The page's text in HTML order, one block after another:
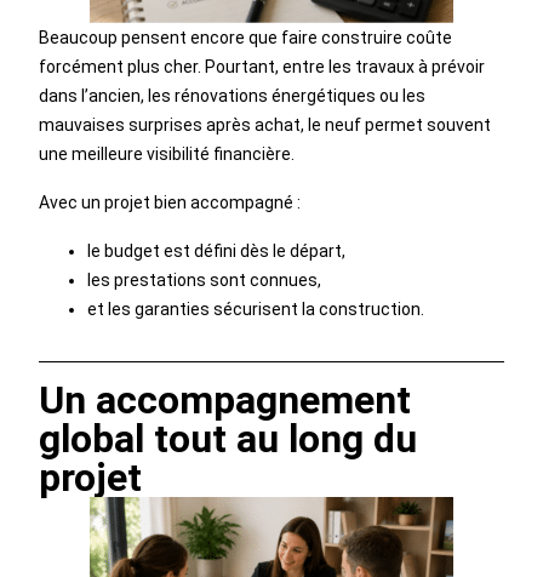
Beaucoup pensent encore que faire construire coûte
forcément plus cher. Pourtant, entre les travaux à prévoir
dans l’ancien, les rénovations énergétiques ou les
mauvaises surprises après achat, le neuf permet souvent
une meilleure visibilité financière.
Avec un projet bien accompagné :
le budget est défini dès le départ,
les prestations sont connues,
et les garanties sécurisent la construction.
Un accompagnement
global tout au long du
projet